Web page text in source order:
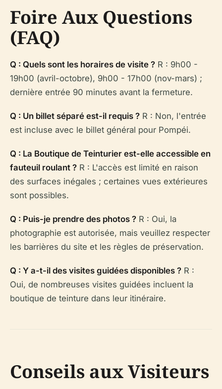
Foire Aux Questions
(FAQ)
Q : Quels sont les horaires de visite ? R : 9h00 -
19h00 (avril-octobre), 9h00 - 17h00 (nov-mars) ;
dernière entrée 90 minutes avant la fermeture.
Q : Un billet séparé est-il requis ? R : Non, l'entrée
est incluse avec le billet général pour Pompéi.
Q : La Boutique de Teinturier est-elle accessible en
fauteuil roulant ? R : L'accès est limité en raison
des surfaces inégales ; certaines vues extérieures
sont possibles.
Q : Puis-je prendre des photos ? R : Oui, la
photographie est autorisée, mais veuillez respecter
les barrières du site et les règles de préservation.
Q : Y a-t-il des visites guidées disponibles ? R :
Oui, de nombreuses visites guidées incluent la
boutique de teinture dans leur itinéraire.
Conseils aux Visiteurs